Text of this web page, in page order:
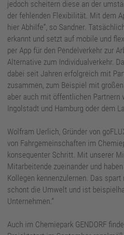
jedoch scheitern diese an der
der fehlenden Flexibilität. Mit dem
hier Abhilfe“, so Sandner.
erkannt und setzt auf mobile und
per App für den Pendelverkehr zur
Alternative zum Individualverkehr.
dabei seit Jahren erfolgreich mit
zusammen, zum Beispiel mit
aber auch mit öffentlichen Partnern
Ingolstadt und Hamburg oder dem
Wolfram Uerlich, Gründer von
von Fahrgemeinschaften im
konsequenter Schritt. Mit unserer
Mitarbeitende zueinander und
Kollegen kennenzulernen. Das
schont die Umwelt und ist
Unternehmen.“
Auch im Chemiepark GENDORF